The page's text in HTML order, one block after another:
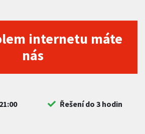
internetu máte
nás
Řešení do 3 hodin